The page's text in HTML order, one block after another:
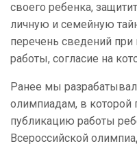
своего ребенка,
личную и семейную
перечень сведений
работы, согласие на
Ранее мы
олимпиадам, в которой
публикацию работы
Всероссийской